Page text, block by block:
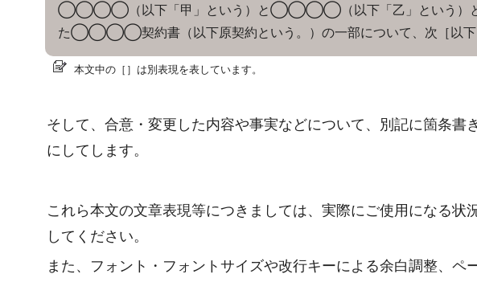
◯◯◯◯（以下「甲」という）と◯◯◯◯（以下「乙」という）
た◯◯◯◯契約書（以下原契約という。）の一部について、次［以下
本文中の［］は別表現を表しています。
そして、合意・変更した内容や事実などについて、別記に箇条書
にしてします。
これら本文の文章表現等につきましては、実際にご使用になる状
してください。
また、フォント・フォントサイズや改行キーによる余白調整、ペ